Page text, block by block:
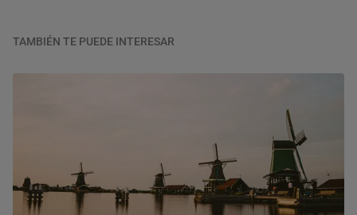
TAMBIÉN TE PUEDE INTERESAR